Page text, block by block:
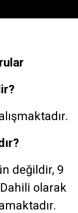
değildir, 9
olarak